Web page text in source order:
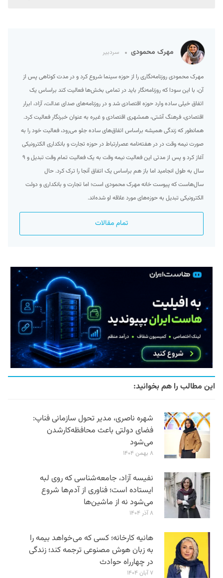
مهرک محمودی سردبیر
مهرک محمودی روزنامه‌نگاری را از حوزه سینما شروع کرد و در مدت کوتاهی پس از
آن، با این سودا که روزنامه‌نگار باید در تمامی بخش‌ها فعالیت کند براساس یک
اتفاق خیلی ساده وارد حوزه اقتصادی شد و در روزنامه‌های صدای عدالت، آزاد، ابرار
اقتصادی، فرهنگ آشتی، همشهری اقتصادی و غیره به عنوان خبرنگار فعالیت کرد.
همانطور که زندگی همیشه براساس اتفاق‌های ساده جلو می‌رود، فعالیت خود را به
صورت نیمه وقت در در هفته‌نامه عصرارتباط در حوزه تجارت و بانکداری الکترونیکی
آغاز کرد و پس از مدتی این فعالیت نیمه وقت به یک فعالیت تمام وقت تبدیل و ۹
سال به طول انجامید اما باز هم براساس یک اتفاق آنجا را ترک کرد. حال
سال‌هاست که پیوست خانه مهرک محمودی است؛ اما تجارت و بانکداری و دولت
الکترونیکی تبدیل به حوزه‌های مورد علاقه او شده‌اند.
تمام مقالات
این مطالب را هم بخوانید:
شهره ناصری، مدیر تحول سازمانی فناپ:
فضای دولتی باعث محافظه‌کارشدن
می‌شود
۸ بهمن ۱۴۰۴
نفیسه آزاد، جامعه‌شناسی که روی لبه
ایستاده است؛ فناوری از آدم‌ها شروع
می‌شود نه از ماشین‌ها
۸ آذر ۱۴۰۴
هانیه کارخانه؛ کسی که می‌خواهد بیمه را
به زبان هوش مصنوعی ترجمه کند؛ زندگی
در چهارراه حوادث
۷ آبان ۱۴۰۴